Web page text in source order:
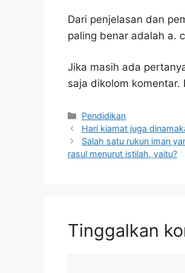
Dari penjelasan dan
paling benar adalah a.
Jika masih ada
saja dikolom
Kategori
Pendidikan
Hari kiamat juga
Salah satu rukun iman
rasul menurut istilah, yaitu?
Tinggalkan